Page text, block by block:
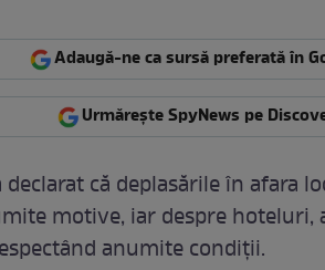
Adaugă-ne ca sursă preferată în
Urmărește SpyNews pe
declarat că deplasările în afara
motive, iar despre hoteluri,
anumite condiții.